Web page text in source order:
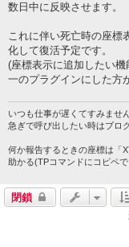
数日中に反映させます。
これに伴い死亡時の座標
化して復活予定です。
(座標表示に追加したい
一のプラグインにした方
いつも仕事が遅くてすみませ
急ぎで呼び出したい時はブロ
何か報告するときの座標は「
助かる(TPコマンドにコピペ
閉鎖